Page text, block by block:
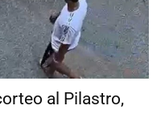
al Pilastro,